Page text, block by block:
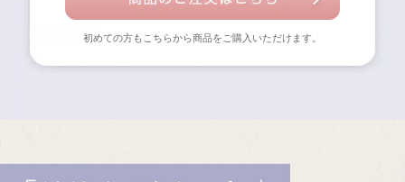
初めての方もこちらから商品をご購入いただけます。